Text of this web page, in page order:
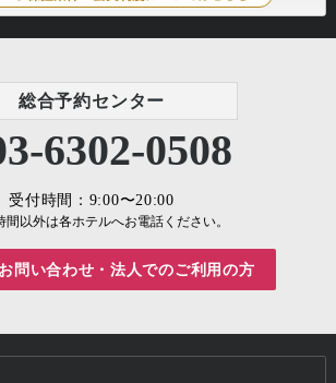
総合予約センター
6302-0508
受付時間：9:00〜20:00
以外は各ホテルへお電話ください。
問い合わせ・法人でのご利用の方